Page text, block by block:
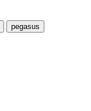
pegasus